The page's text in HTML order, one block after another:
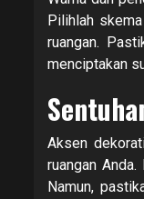
Pilihlah
ruangan.
menciptakan
Aksen
ruangan
Namun,